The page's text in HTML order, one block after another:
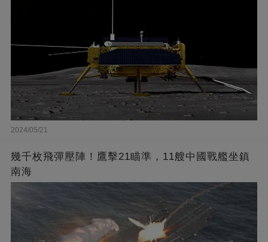
2024/05/21
幾千枚飛彈壓陣！鷹擊21瞄準，11艘中國戰艦坐鎮
南海